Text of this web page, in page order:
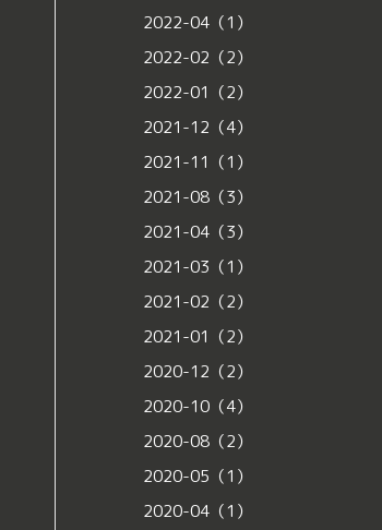
2022-04（1）
2022-02（2）
2022-01（2）
2021-12（4）
2021-11（1）
2021-08（3）
2021-04（3）
2021-03（1）
2021-02（2）
2021-01（2）
2020-12（2）
2020-10（4）
2020-08（2）
2020-05（1）
2020-04（1）